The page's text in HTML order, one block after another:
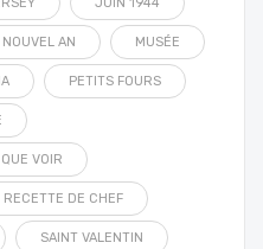
AN MUSÉE
PETITS FOURS
QUE VOIR
RECETTE DE CHEF
SAINT VALENTIN